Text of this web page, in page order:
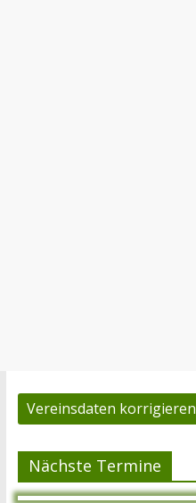
Vereinsdaten korrigieren
Nächste Termine